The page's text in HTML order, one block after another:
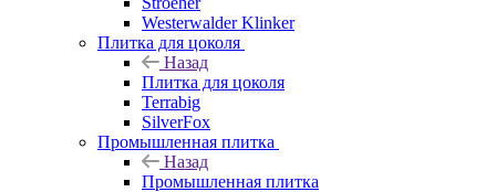
Westerwalder Klinker
Плитка для цоколя
Назад
Плитка для цоколя
Terrabig
SilverFox
Промышленная плитка
Назад
Промышленная плитка